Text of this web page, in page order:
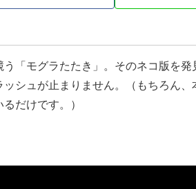
「モグラたたき」。そのネコ版を発
シュが止まりません。（もちろん、
だけです。）